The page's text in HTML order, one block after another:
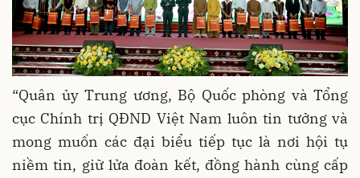
“Quân ủy Trung ương, Bộ Quốc phòng và Tổng
cục Chính trị QĐND Việt Nam luôn tin tưởng và
mong muốn các đại biểu tiếp tục là nơi hội tụ
niềm tin, giữ lửa đoàn kết, đồng hành cùng cấp